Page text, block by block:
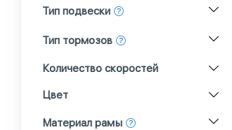
Тип подвески
Тип тормозов
Количество скоростей
Цвет
Материал рамы